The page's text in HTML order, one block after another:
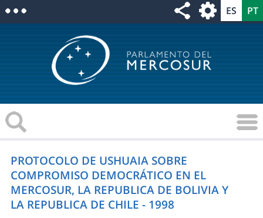
PROTOCOLO DE USHUAIA SOBRE
COMPROMISO DEMOCRÁTICO EN EL
MERCOSUR, LA REPUBLICA DE BOLIVIA Y
LA REPUBLICA DE CHILE - 1998